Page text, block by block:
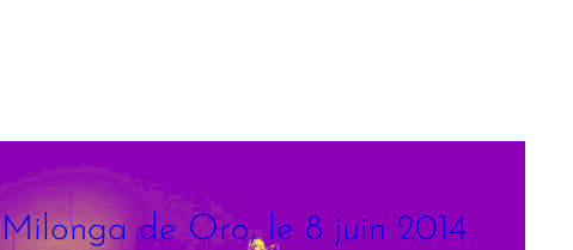
Milonga de Oro, le 8 juin 2014